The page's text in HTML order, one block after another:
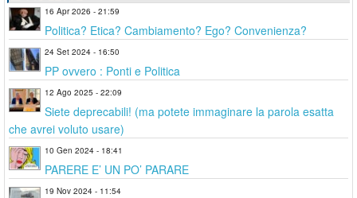
16 Apr 2026 - 21:59
Politica? Etica? Cambiamento? Ego? Convenienza?
24 Set 2024 - 16:50
PP ovvero : Ponti e Politica
12 Ago 2025 - 22:09
Siete deprecabili! (ma potete immaginare la parola esatta
che avrei voluto usare)
10 Gen 2024 - 18:41
PARERE E’ UN PO’ PARARE
19 Nov 2024 - 11:54